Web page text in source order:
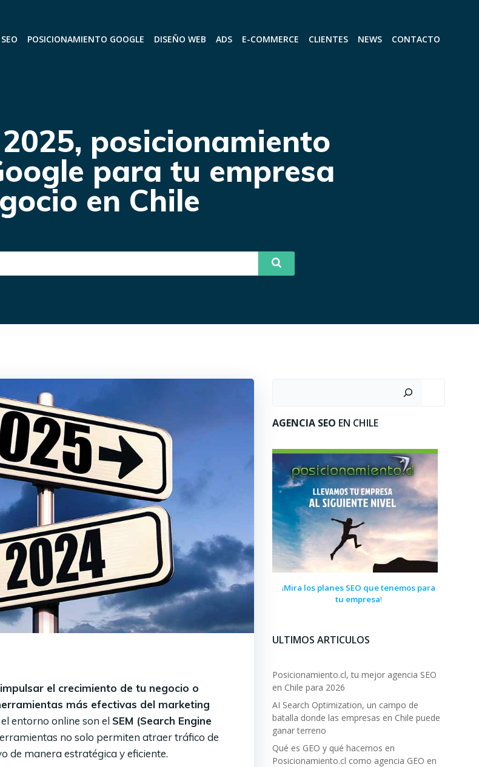
POSICIONAMIENTO GOOGLE DISEÑO WEB ADS E-COMMERCE CLIENTES NEWS CONTACTO
posicionamiento
para tu empresa
en Chile
el crecimiento de tu negocio o
más efectivas del marketing
entorno online son el SEM (Search Engine
no solo permiten atraer tráfico de
de manera estratégica y eficiente.
AGENCIA SEO EN CHILE
¡Mira los planes SEO que tenemos para
tu empresa!
ULTIMOS ARTICULOS
Posicionamiento.cl, tu mejor agencia SEO
en Chile para 2026
AI Search Optimization, un campo de
batalla donde las empresas en Chile puede
ganar terreno
Qué es GEO y qué hacemos en
Posicionamiento.cl como agencia GEO en